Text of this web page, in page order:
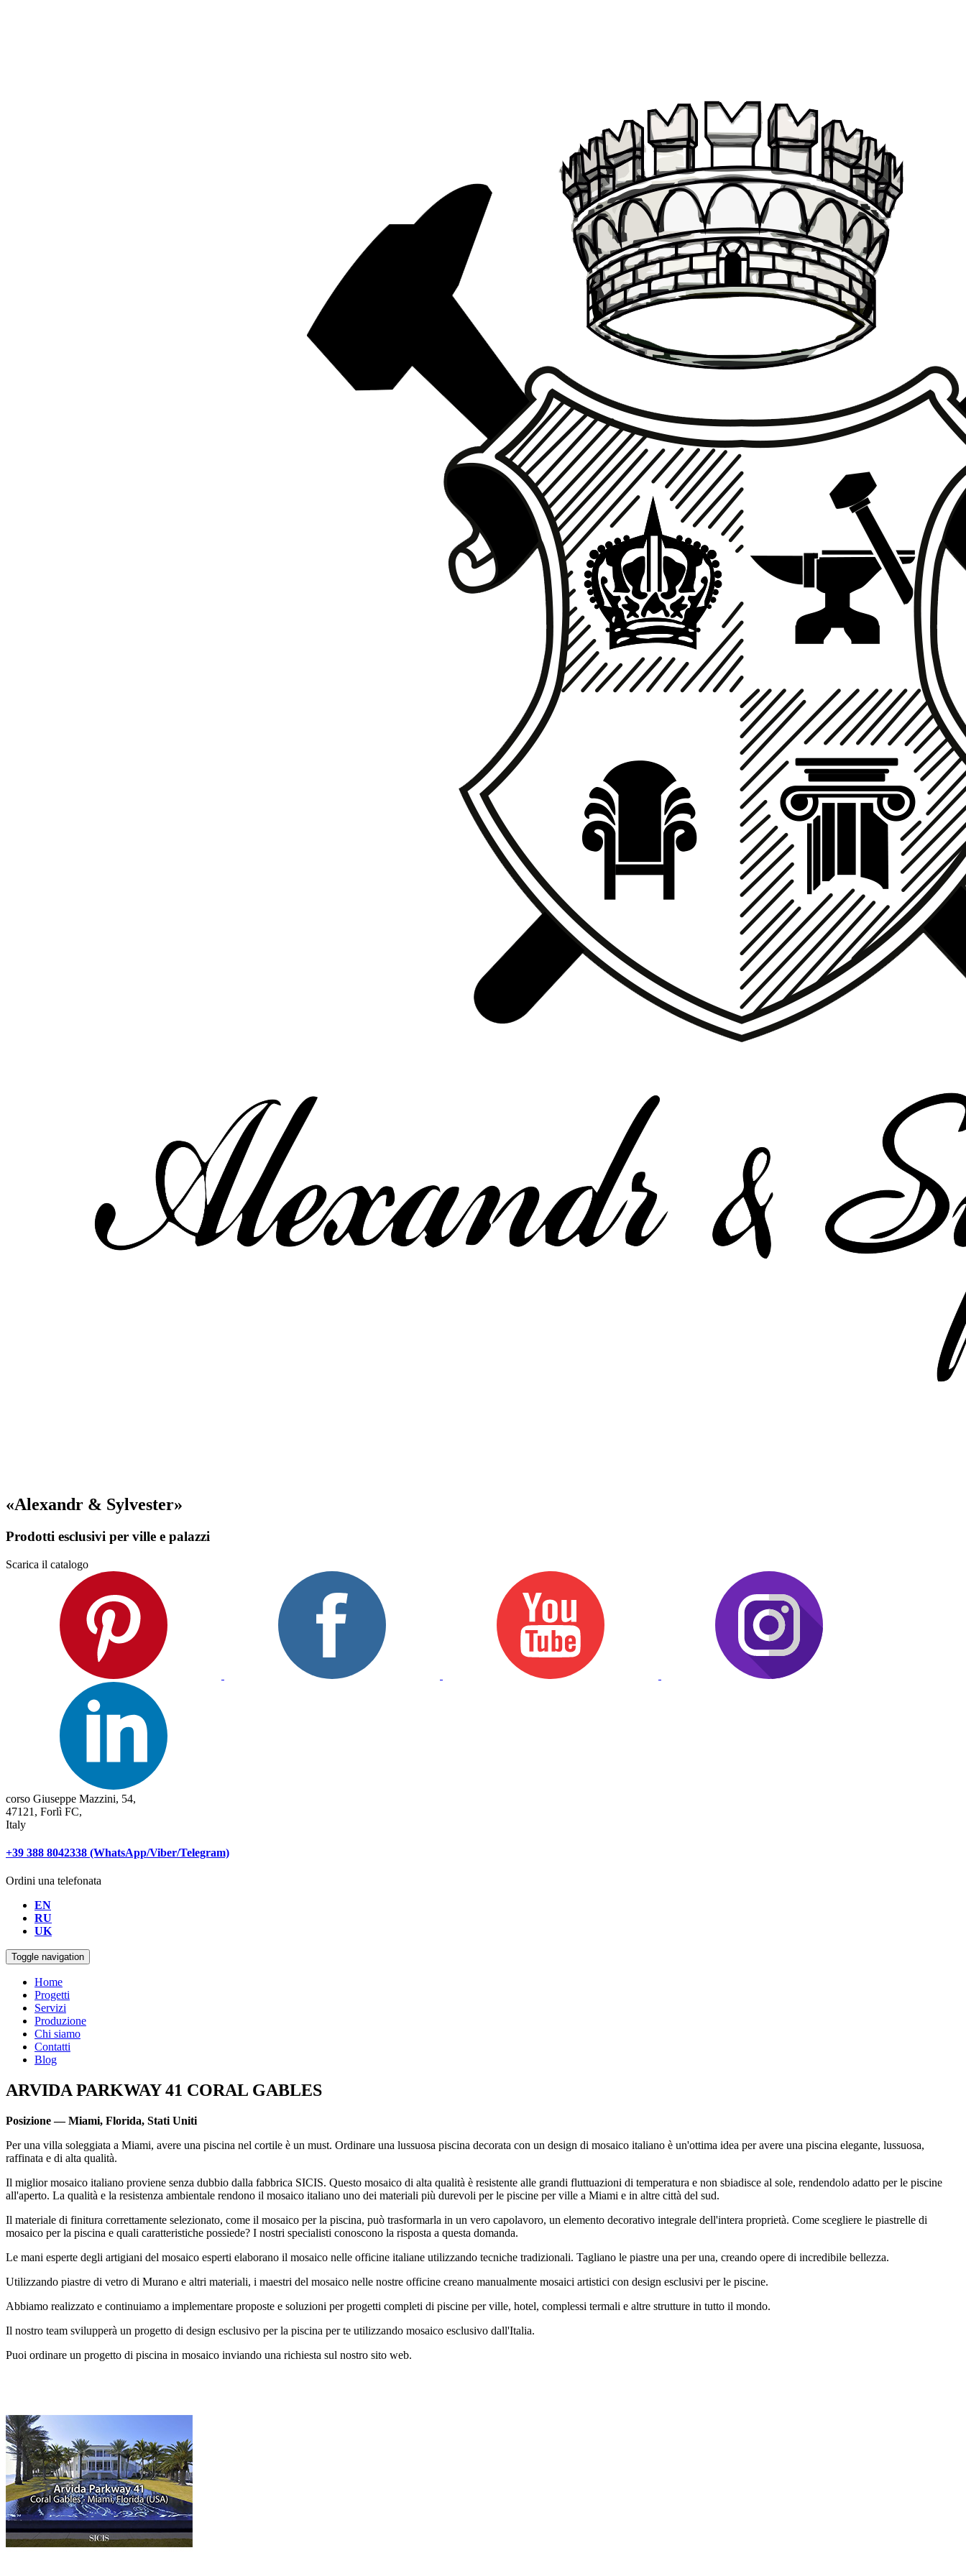
«Alexandr & Sylvester»
Prodotti esclusivi per ville e palazzi
Scarica il catalogo
corso Giuseppe Mazzini, 54,
47121, Forlì FC,
Italy
+39 388 8042338 (WhatsApp/Viber/Telegram)
Ordini una telefonata
EN
RU
UK
Toggle navigation
Home
Progetti
Servizi
Produzione
Chi siamo
Contatti
Blog
ARVIDA PARKWAY 41 CORAL GABLES
Posizione — Miami, Florida, Stati Uniti
Per una villa soleggiata a Miami, avere una piscina nel cortile è un must. Ordinare una lussuosa piscina decorata con un design di mosaico italiano è un'ottima idea per avere una piscina elegante, lussuosa,
raffinata e di alta qualità.
Il miglior mosaico italiano proviene senza dubbio dalla fabbrica SICIS. Questo mosaico di alta qualità è resistente alle grandi fluttuazioni di temperatura e non sbiadisce al sole, rendendolo adatto per le piscine
all'aperto. La qualità e la resistenza ambientale rendono il mosaico italiano uno dei materiali più durevoli per le piscine per ville a Miami e in altre città del sud.
Il materiale di finitura correttamente selezionato, come il mosaico per la piscina, può trasformarla in un vero capolavoro, un elemento decorativo integrale dell'intera proprietà. Come scegliere le piastrelle di
mosaico per la piscina e quali caratteristiche possiede? I nostri specialisti conoscono la risposta a questa domanda.
Le mani esperte degli artigiani del mosaico esperti elaborano il mosaico nelle officine italiane utilizzando tecniche tradizionali. Tagliano le piastre una per una, creando opere di incredibile bellezza.
Utilizzando piastre di vetro di Murano e altri materiali, i maestri del mosaico nelle nostre officine creano manualmente mosaici artistici con design esclusivi per le piscine.
Abbiamo realizzato e continuiamo a implementare proposte e soluzioni per progetti completi di piscine per ville, hotel, complessi termali e altre strutture in tutto il mondo.
Il nostro team svilupperà un progetto di design esclusivo per la piscina per te utilizzando mosaico esclusivo dall'Italia.
Puoi ordinare un progetto di piscina in mosaico inviando una richiesta sul nostro sito web.